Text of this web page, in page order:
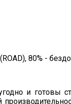
80% -
и готовы